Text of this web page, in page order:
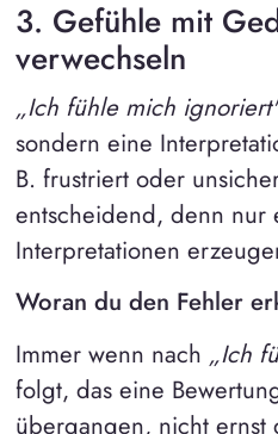
3. Gefühle mit
verwechseln
„Ich fühle mich
sondern eine
B. frustriert oder
entscheidend, denn
Interpretationen
Woran du den Fehler
Immer wenn nach „Ich
folgt, das eine
übergangen, nicht ernst